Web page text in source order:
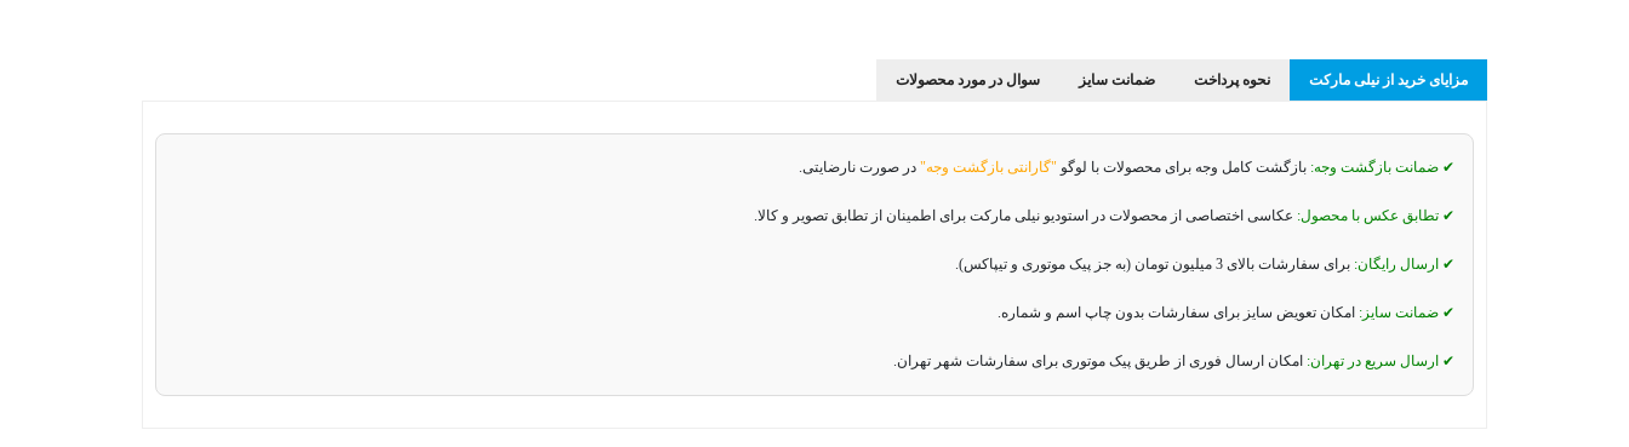
مزایای خرید از نیلی مارکت نحوه پرداخت ضمانت سایز سوال در مورد محصولات
✔ ضمانت بازگشت وجه: بازگشت کامل وجه برای محصولات با لوگو "گارانتی بازگشت وجه" در صورت نارضایتی.
✔ تطابق عکس با محصول: عکاسی اختصاصی از محصولات در استودیو نیلی مارکت برای اطمینان از تطابق تصویر و کالا.
✔ ارسال رایگان: برای سفارشات بالای 3 میلیون تومان (به جز پیک موتوری و تیپاکس).
✔ ضمانت سایز: امکان تعویض سایز برای سفارشات بدون چاپ اسم و شماره.
✔ ارسال سریع در تهران: امکان ارسال فوری از طریق پیک موتوری برای سفارشات شهر تهران.